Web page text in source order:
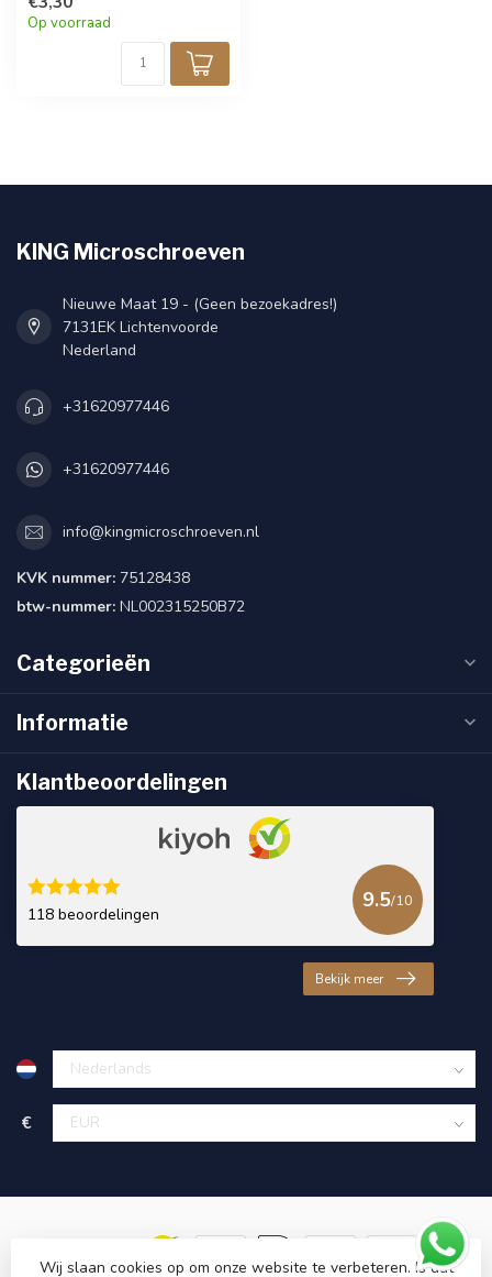
Op voorraad
KING Microschroeven
Nieuwe Maat 19 - (Geen bezoekadres!)
7131EK Lichtenvoorde
Nederland
+31620977446
+31620977446
info@kingmicroschroeven.nl
KVK nummer: 75128438
btw-nummer: NL002315250B72
Categorieën
Informatie
Klantbeoordelingen
118 beoordelingen
9.5/10
Bekijk meer
€
Wij slaan cookies op om onze website te verbeteren. Is dat